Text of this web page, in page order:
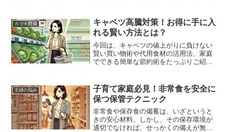
ね。この記事では、そんなお悩みを解消
し、安心して食材を選べるヒントをご紹
介します。
カット野菜
キャベツ高騰対策！お得に手に入
れる賢い方法とは？
今回は、キャベツの値上がりに負けない
賢い買い物術や代用食材の活用法、家庭
でできる簡単な節約術をたっぷりご紹介
を一緒に見ていきましょう！
主婦の悩み
子育て家庭必見！非常食を安全に
保つ保管テクニック
非常食や保存食の備蓄は、いざというと
きの安心材料。しかし、その保存環境が
適切でなければ、せっかくの備えが無駄